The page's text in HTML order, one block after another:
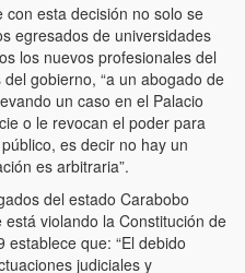
esta decisión no solo se
egresados de universidades
los nuevos profesionales del
gobierno, “a un abogado de
un caso en el Palacio
o le revocan el poder para
es decir no hay un
es arbitraria”.
del estado Carabobo
violando la Constitución de
que: “El debido
judiciales y